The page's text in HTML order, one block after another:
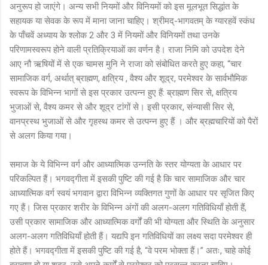
अनुरूप हो जाएंगे। अन्य सभी नियमों और विनियमों को इस मूलभूत सिद्धांत के
सहायक या सेवक के रूप में माना जाना चाहिए। श्रीमद्-भागवतम् के ग्यारहवें स्कंध
के पाँचवें अध्याय के श्लोक 2 और 3 में नियमों और विनियमों तथा उनके
परिणामस्वरूप होने वाली प्रतिक्रियाओं का वर्णन है। राजा निमि को उपदेश देने
आए नौ ऋषियों में से एक चामस मुनि ने राजा को संबोधित करते हुए कहा, “चार
सामाजिक वर्ग, अर्थात् ब्राह्मण, क्षत्रिय , वैश्य और शूद्र, परमेश्वर के सार्वभौमिक
स्वरूप के विभिन्न भागों से इस प्रकार उत्पन्न हुए हैं: ब्राह्मण सिर से, क्षत्रिय
भुजाओं से, वैश्य कमर से और शूद्र टांगों से। इसी प्रकार, संन्यासी सिर से,
वानप्रस्थ भुजाओं से और गृहस्थ कमर से उत्पन्न हुए हैं । और ब्रह्मचारियों को पैरों
से अलग किया गया।
समाज के ये विभिन्न वर्ग और आध्यात्मिक उन्नति के स्तर योग्यता के आधार पर
परिकल्पित हैं। भगवद्गीता में इसकी पुष्टि की गई है कि चार सामाजिक और चार
आध्यात्मिक वर्ग स्वयं भगवान द्वारा विभिन्न व्यक्तिगत गुणों के आधार पर सृजित किए
गए हैं। जिस प्रकार शरीर के विभिन्न अंगों की अलग-अलग गतिविधियाँ होती हैं,
उसी प्रकार सामाजिक और आध्यात्मिक वर्गों की भी योग्यता और स्थिति के अनुसार
अलग-अलग गतिविधियाँ होती हैं। यद्यपि इन गतिविधियों का लक्ष्य सदा परमेश्वर ही
होते हैं। भगवद्गीता में इसकी पुष्टि की गई है, “वे परम भोक्ता हैं।” अतः, चाहे कोई